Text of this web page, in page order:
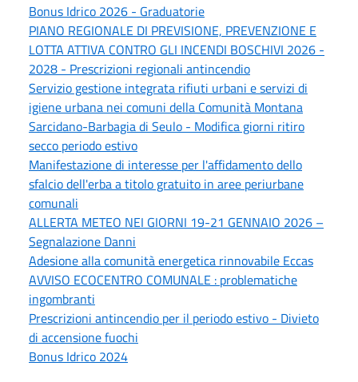
Bonus Idrico 2026 - Graduatorie
PIANO REGIONALE DI PREVISIONE, PREVENZIONE E
LOTTA ATTIVA CONTRO GLI INCENDI BOSCHIVI 2026 -
2028 - Prescrizioni regionali antincendio
Servizio gestione integrata rifiuti urbani e servizi di
igiene urbana nei comuni della Comunità Montana
Sarcidano-Barbagia di Seulo - Modifica giorni ritiro
secco periodo estivo
Manifestazione di interesse per l'affidamento dello
sfalcio dell'erba a titolo gratuito in aree periurbane
comunali
ALLERTA METEO NEI GIORNI 19-21 GENNAIO 2026 –
Segnalazione Danni
Adesione alla comunità energetica rinnovabile Eccas
AVVISO ECOCENTRO COMUNALE : problematiche
ingombranti
Prescrizioni antincendio per il periodo estivo - Divieto
di accensione fuochi
Bonus Idrico 2024